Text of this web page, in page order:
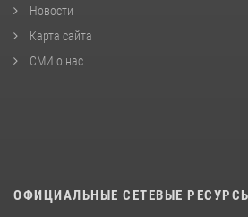
Новости
Карта сайта
СМИ о нас
ОФИЦИАЛЬНЫЕ СЕТЕВЫЕ РЕСУРСЫ